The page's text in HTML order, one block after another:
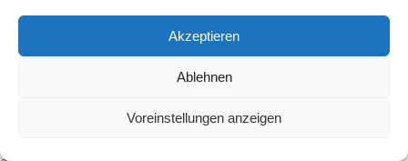
Akzeptieren
Ablehnen
Voreinstellungen anzeigen
Sind Sensoren im Objektschutz
datenschutzkonform?
datenschutzfreundlich, da sie keine optischen Bilder oder